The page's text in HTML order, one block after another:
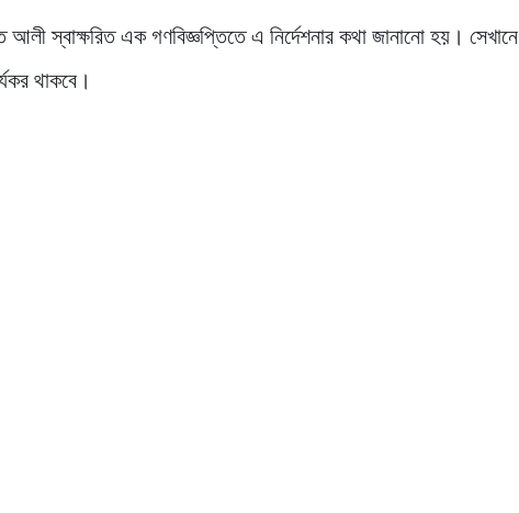
স্বাক্ষরিত এক গণবিজ্ঞপ্তিতে এ নির্দেশনার কথা জানানো হয়। সেখানে
থাকবে।